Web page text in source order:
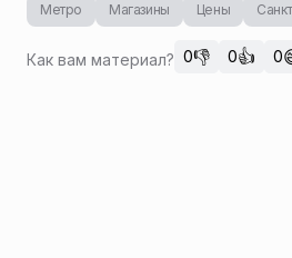
Метро Магазины Цены
Как вам материал? 0👎 0👍 0